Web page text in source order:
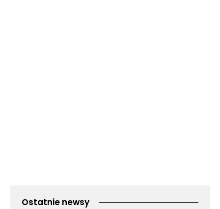
Ostatnie newsy